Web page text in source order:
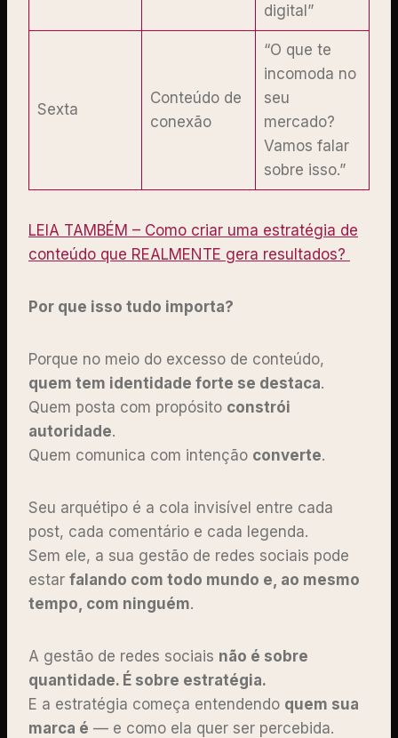
digital”
Sexta
Conteúdo de
conexão
“O que te
incomoda no
seu
mercado?
Vamos falar
sobre isso.”
LEIA TAMBÉM – Como criar uma estratégia de
conteúdo que REALMENTE gera resultados?
Por que isso tudo importa?
Porque no meio do excesso de conteúdo,
quem tem identidade forte se destaca.
Quem posta com propósito constrói
autoridade.
Quem comunica com intenção converte.
Seu arquétipo é a cola invisível entre cada
post, cada comentário e cada legenda.
Sem ele, a sua gestão de redes sociais pode
estar falando com todo mundo e, ao mesmo
tempo, com ninguém.
A gestão de redes sociais não é sobre
quantidade. É sobre estratégia.
E a estratégia começa entendendo quem sua
marca é — e como ela quer ser percebida.